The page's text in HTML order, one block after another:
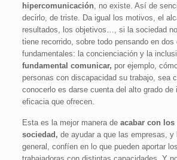
hipercomunicación , no existe. Así de
decirlo, de triste. Da igual los motivos, el
resultados, los objetivos…, si la sociedad
tiene recorrido, sobre todo pensando en dos
fundamentales: la concienciación y la
fundamental comunicar, por ejemplo,
personas con discapacidad su trabajo, sea
conocerlo es darse cuenta del alto grado de
eficacia que ofrecen.
Esta es la mejor manera deacabar con
sociedad, de ayudar a que las empresas, y
general, confíen en lo que pueden aportar